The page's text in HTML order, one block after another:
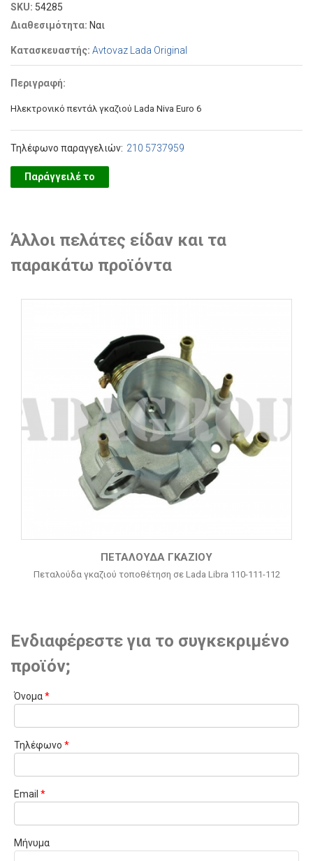
SKU: 54285
Διαθεσιμότητα: Ναι
Κατασκευαστής: Avtovaz Lada Original
Περιγραφή:
Ηλεκτρονικό πεντάλ γκαζιού Lada Niva Euro 6
Τηλέφωνο παραγγελιών: 210 5737959
Παράγγειλέ το
Άλλοι πελάτες είδαν και τα
παρακάτω προϊόντα
ΠΕΤΑΛΟΎΔΑ ΓΚΑΖΙΟΎ
Πεταλούδα γκαζιού τοποθέτηση σε Lada Libra 110-111-112
Ενδιαφέρεστε για το συγκεκριμένο
προϊόν;
Όνομα*
Τηλέφωνο *
Email *
Μήνυμα